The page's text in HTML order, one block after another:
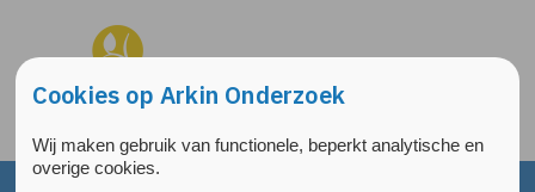
Cookies op Arkin Onderzoek
Wij maken gebruik van functionele, beperkt analytische en
overige cookies.